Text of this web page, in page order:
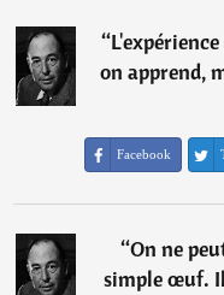
“
on apprend,
Facebook
“On ne
simple œuf.